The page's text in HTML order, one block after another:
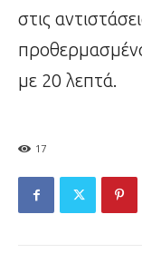
στις
με 20 λεπτά.
17